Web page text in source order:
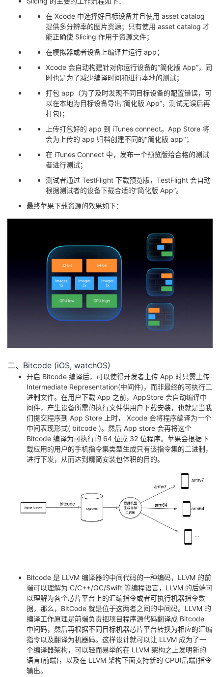
验
收
议
在 Xcode 中选择好目标设备并且使用 asset catalog
提供多分辨率的图片资源；只有使用 asset catalog 才
能正确使 Slicing 作用于资源文件；
在模拟器或者设备上编译并运行 app；
Xcode 会自动构建针对你运行设备的“简化版 App”，同
时也是为了减少编译时间和进行本地的测试；
打包 app（为了及时发现不同目标设备的配置错误，可
以在本地为目标设备导出“简化版 App”，测试无误后再
打包)；
上传打包好的 app 到 iTunes connect。App Store 将
会为上传的 app 归档创建不同的"简化版 app"；
在 iTunes Connect 中，发布一个预览版给合格的测试
者进行测试；
测试者通过 TestFlight 下载预览版，TestFlight 会自动
根据测试者的设备下载合适的“简化版 App”。
最终苹果下载资源的效果如下：
二、Bitcode (iOS, watchOS)
开启 Bitcode 编译后，可以使得开发者上传 App 时只需上传
Intermediate Representation(中间件)，而非最终的可执行二
进制文件。在用户下载 App 之前，AppStore 会自动编译中
间件，产生设备所需的执行文件供用户下载安装，也就是当我
们提交程序到 App Store 上时， Xcode 会将程序编译为一个
中间表现形式( bitcode )。然后 App store 会再将这个
Bitcode 编译为可执行的 64 位或 32 位程序。苹果会根据下
载应用的用户的手机指令集类型生成只有该指令集的二进制，
进行下发，从而达到精简安装包体积的目的。
Bitcode 是 LLVM 编译器的中间代码的一种编码，LLVM 的前
端可以理解为 C/C++/OC/Swift 等编程语言，LLVM 的后端可
以理解为各个芯片平台上的汇编指令或者可执行机器指令数
据，那么，BitCode 就是位于这两者之间的中间码。LLVM 的
编译工作原理是前端负责把项目程序源代码翻译成 Bitcode
中间码，然后再根据不同目标机器芯片平台转换为相应的汇编
指令以及翻译为机器码。这样设计就可以让 LLVM 成为了一
个编译器架构，可以轻而易举的在 LLVM 架构之上发明新的
语言(前端)，以及在 LLVM 架构下面支持新的 CPU(后端)指令
输出。